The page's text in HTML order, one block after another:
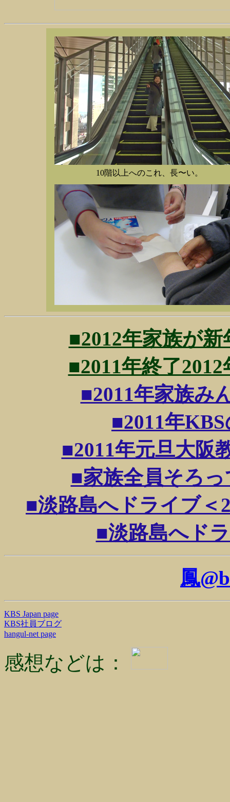
10階以上へのこれ、長〜い。
■2012年家族が
■2011年終了
■2011年家族み
■2011年
■2011年元旦大阪
■家族全員そろっ
■淡路島へドライブ＜
■淡路島へド
鳳
KBS Japan page
KBS社員ブログ
hangul-net page
感想などは：